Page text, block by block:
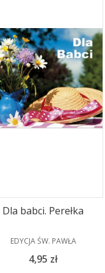
Dla babci. Perełka
PRODUCENT
EDYCJA ŚW. PAWŁA
Cena
4,95 zł